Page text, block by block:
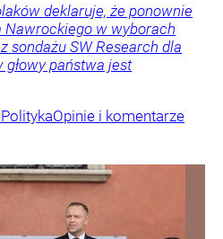
deklaruje, że ponownie
Nawrockiego w wyborach
sondażu SW Research dla
głowy państwa jest
PolitykaOpinie i komentarze